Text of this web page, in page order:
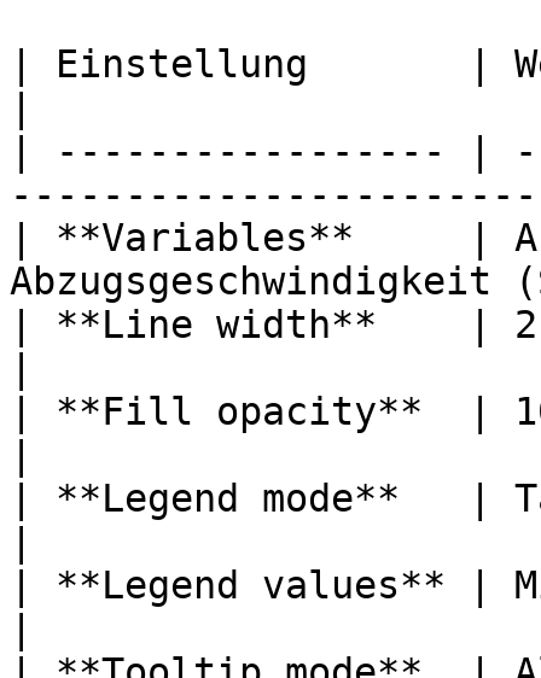
| Einstellung       |
| ----------------- |
| **Variables**     |
| **Line width**    | 2
| **Fill opacity**  |
| **Legend mode**   |
| **Legend values** |